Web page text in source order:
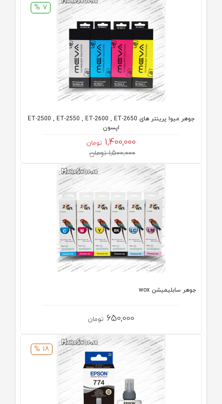
7 %
جوهر میوا پرینتر های ET-2500 , ET-2550 , ET-2600 , ET-2650
اپسون
1,400,000 تومان
1,500,000 تومان
جوهر سابلیمیشن wox
650,000 تومان
18 %